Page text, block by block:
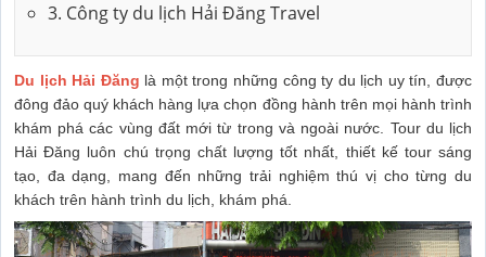
3. Công ty du lịch Hải Đăng Travel
Du lịch Hải Đăng là một trong những công ty du lịch uy tín, được
đông đảo quý khách hàng lựa chọn đồng hành trên mọi hành trình
khám phá các vùng đất mới từ trong và ngoài nước. Tour du lịch
Hải Đăng luôn chú trọng chất lượng tốt nhất, thiết kế tour sáng
tạo, đa dạng, mang đến những trải nghiệm thú vị cho từng du
khách trên hành trình du lịch, khám phá.